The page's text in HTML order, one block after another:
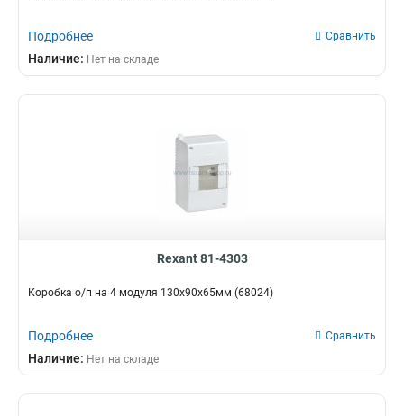
Подробнее Сравнить
Наличие: Нет на складе
Rexant 81-4303
Коробка о/п на 4 модуля 130х90х65мм (68024)
Подробнее Сравнить
Наличие: Нет на складе